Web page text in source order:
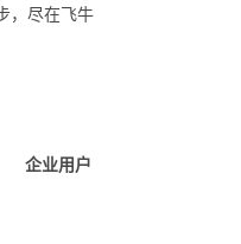
，尽在飞牛
企业用户